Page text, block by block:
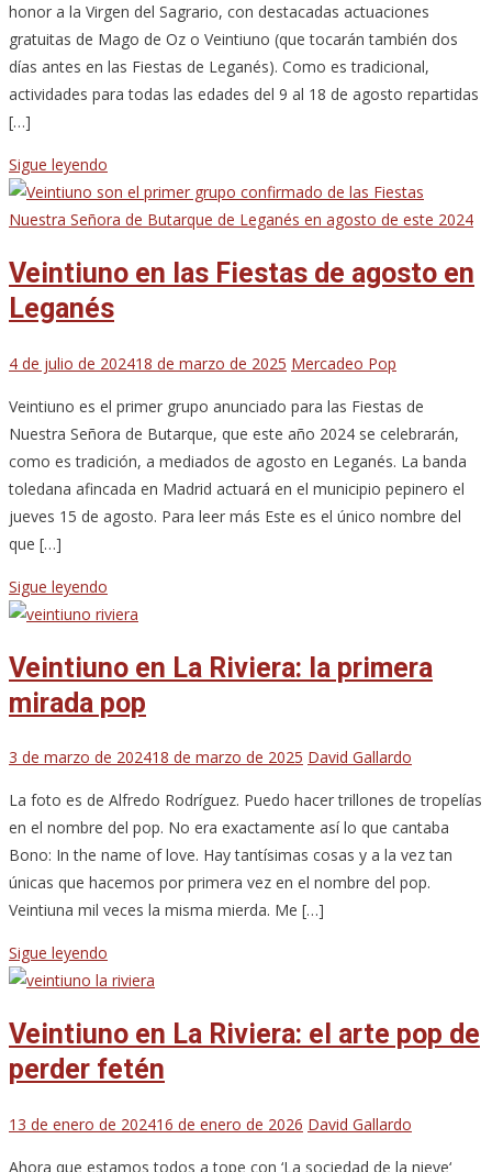
honor a la Virgen del Sagrario, con destacadas actuaciones
gratuitas de Mago de Oz o Veintiuno (que tocarán también dos
días antes en las Fiestas de Leganés). Como es tradicional,
actividades para todas las edades del 9 al 18 de agosto repartidas
[…]
Sigue leyendo
Veintiuno en las Fiestas de agosto en
Leganés
4 de julio de 202418 de marzo de 2025 Mercadeo Pop
Veintiuno es el primer grupo anunciado para las Fiestas de
Nuestra Señora de Butarque, que este año 2024 se celebrarán,
como es tradición, a mediados de agosto en Leganés. La banda
toledana afincada en Madrid actuará en el municipio pepinero el
jueves 15 de agosto. Para leer más Este es el único nombre del
que […]
Sigue leyendo
Veintiuno en La Riviera: la primera
mirada pop
3 de marzo de 202418 de marzo de 2025 David Gallardo
La foto es de Alfredo Rodríguez. Puedo hacer trillones de tropelías
en el nombre del pop. No era exactamente así lo que cantaba
Bono: In the name of love. Hay tantísimas cosas y a la vez tan
únicas que hacemos por primera vez en el nombre del pop.
Veintiuna mil veces la misma mierda. Me […]
Sigue leyendo
Veintiuno en La Riviera: el arte pop de
perder fetén
13 de enero de 202416 de enero de 2026 David Gallardo
Ahora que estamos todos a tope con ‘La sociedad de la nieve‘